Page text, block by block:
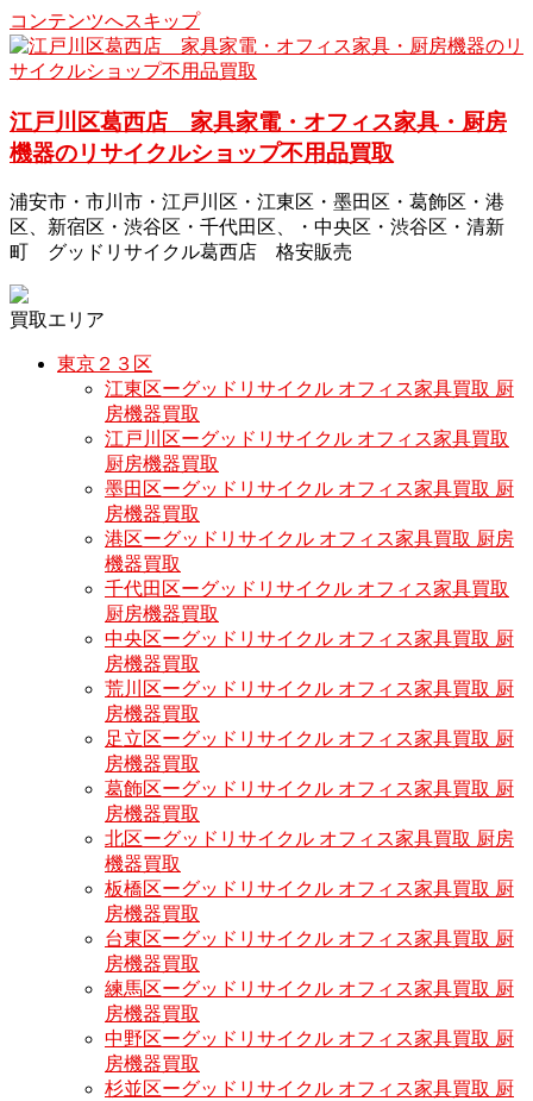
コンテンツへスキップ
江戸川区葛西店 家具家電・オフィス家具・厨房
機器のリサイクルショップ不用品買取
浦安市・市川市・江戸川区・江東区・墨田区・葛飾区・港
区、新宿区・渋谷区・千代田区、・中央区・渋谷区・清新
町 グッドリサイクル葛西店 格安販売
買取エリア
東京２３区
江東区ーグッドリサイクル オフィス家具買取 厨
房機器買取
江戸川区ーグッドリサイクル オフィス家具買取
厨房機器買取
墨田区ーグッドリサイクル オフィス家具買取 厨
房機器買取
港区ーグッドリサイクル オフィス家具買取 厨房
機器買取
千代田区ーグッドリサイクル オフィス家具買取
厨房機器買取
中央区ーグッドリサイクル オフィス家具買取 厨
房機器買取
荒川区ーグッドリサイクル オフィス家具買取 厨
房機器買取
足立区ーグッドリサイクル オフィス家具買取 厨
房機器買取
葛飾区ーグッドリサイクル オフィス家具買取 厨
房機器買取
北区ーグッドリサイクル オフィス家具買取 厨房
機器買取
板橋区ーグッドリサイクル オフィス家具買取 厨
房機器買取
台東区ーグッドリサイクル オフィス家具買取 厨
房機器買取
練馬区ーグッドリサイクル オフィス家具買取 厨
房機器買取
中野区ーグッドリサイクル オフィス家具買取 厨
房機器買取
杉並区ーグッドリサイクル オフィス家具買取 厨